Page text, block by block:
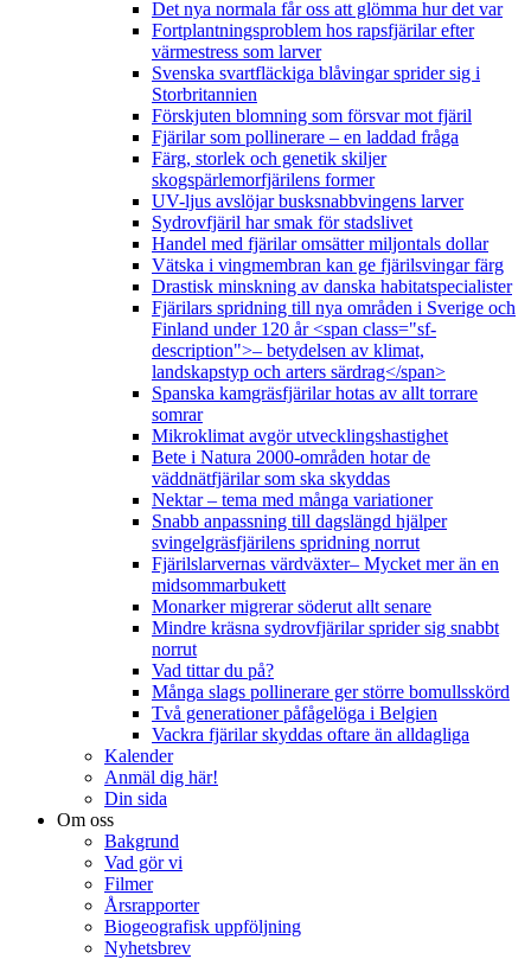
Det nya normala får oss att glömma hur det var
Fortplantningsproblem hos rapsfjärilar efter
värmestress som larver
Svenska svartfläckiga blåvingar sprider sig i
Storbritannien
Förskjuten blomning som försvar mot fjäril
Fjärilar som pollinerare – en laddad fråga
Färg, storlek och genetik skiljer
skogspärlemorfjärilens former
UV-ljus avslöjar busksnabbvingens larver
Sydrovfjäril har smak för stadslivet
Handel med fjärilar omsätter miljontals dollar
Vätska i vingmembran kan ge fjärilsvingar färg
Drastisk minskning av danska habitatspecialister
Fjärilars spridning till nya områden i Sverige och
Finland under 120 år <span class="sf-
description">– betydelsen av klimat,
landskapstyp och arters särdrag</span>
Spanska kamgräsfjärilar hotas av allt torrare
somrar
Mikroklimat avgör utvecklingshastighet
Bete i Natura 2000-områden hotar de
väddnätfjärilar som ska skyddas
Nektar – tema med många variationer
Snabb anpassning till dagslängd hjälper
svingelgräsfjärilens spridning norrut
Fjärilslarvernas värdväxter– Mycket mer än en
midsommarbukett
Monarker migrerar söderut allt senare
Mindre kräsna sydrovfjärilar sprider sig snabbt
norrut
Vad tittar du på?
Många slags pollinerare ger större bomullsskörd
Två generationer påfågelöga i Belgien
Vackra fjärilar skyddas oftare än alldagliga
Kalender
Anmäl dig här!
Din sida
Om oss
Bakgrund
Vad gör vi
Filmer
Årsrapporter
Biogeografisk uppföljning
Nyhetsbrev